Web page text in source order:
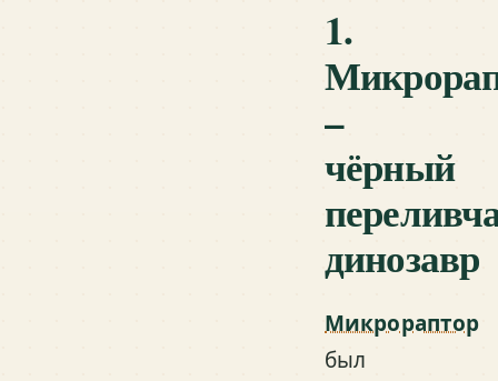
1.
–
чёрный
динозавр
Микрораптор
был